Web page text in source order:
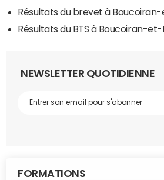
Résultats du brevet à
Résultats du BTS à Boucoiran-et-
NEWSLETTER QUOTIDIENNE
FORMATIONS